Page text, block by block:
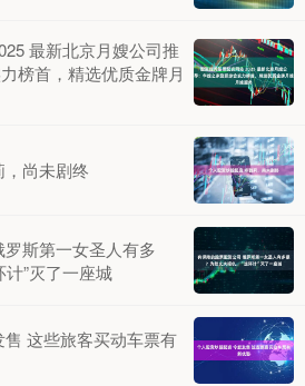
最新北京月嫂公司推
榜首，精选优质金牌月
尚未剧终
斯第一女圣人有多
”灭了一座城
这些旅客买动车票有